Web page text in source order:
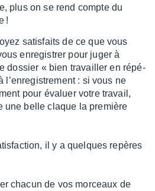
plus on se rend compte du
!
satis­faits de ce que vous
enre­gis­trer pour juger à
dossier « bien travailler en répé­
l’en­re­gis­tre­ment : si vous ne
pour évaluer votre travail,
une belle claque la première
il y a quelques repères
chacun de vos morceaux de